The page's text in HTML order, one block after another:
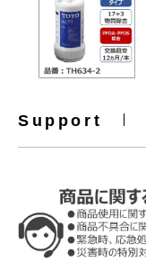
Support